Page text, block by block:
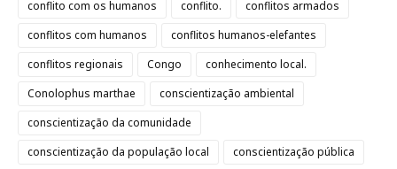
conflito com os humanos
conflito.
conflitos armados
conflitos com humanos
conflitos humanos-elefantes
conflitos regionais
Congo
conhecimento local.
Conolophus marthae
conscientização ambiental
conscientização da comunidade
conscientização da população local
conscientização pública